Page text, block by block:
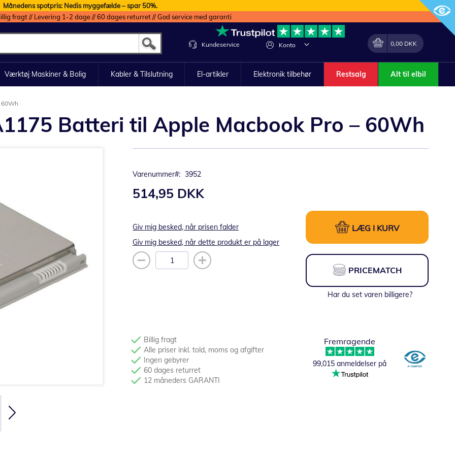
Månedens spotpris: Nedis myggefælde – spar 50%.
fragt // Levering 1-2 dage // 60 dages returret // God service med garanti
Konto
Lave
Min indkøbskurv
0,00 DKK
Kundeservice
Værktøj Maskiner & Bolig Kabler & Tilslutning El-artikler Elektronik tilbehør Restsalg Alt til elbil
Batteri til Apple Macbook Pro – 60Wh
Varenummer 3952
514,95 DKK
Giv mig besked, når prisen falder
Giv mig besked, når dette produkt er på lager
LÆG I KURV
PRICEMATCH
Har du set varen billigere?
Billig fragt
Alle priser inkl. told, moms og afgifter
Ingen gebyrer
60 dages returret
12 måneders GARANTI
Fremragende
99,015 anmeldelser på